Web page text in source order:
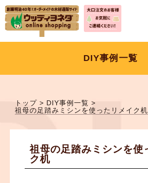
DIY事例一覧
トップ > DIY事例一覧 >
祖母の足踏みミシンを使ったリメイク机
祖母の足踏みミシンを使
ク机